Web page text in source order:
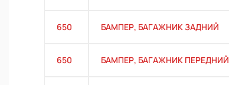
650 БАМПЕР, БАГАЖНИК ЗАДНИЙ
650 БАМПЕР, БАГАЖНИК ПЕРЕДНИЙ